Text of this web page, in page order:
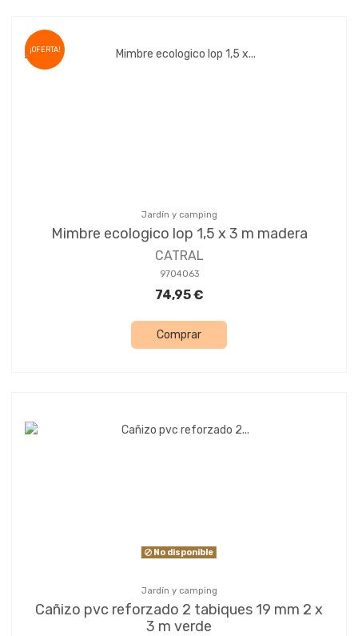
¡OFERTA!
Jardín y camping
Mimbre ecologico lop 1,5 x 3 m madera
CATRAL
9704063
74,95 €
Comprar
No disponible
Jardín y camping
Cañizo pvc reforzado 2 tabiques 19 mm 2 x
3 m verde